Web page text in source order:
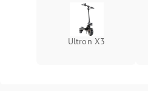
Ultron X3